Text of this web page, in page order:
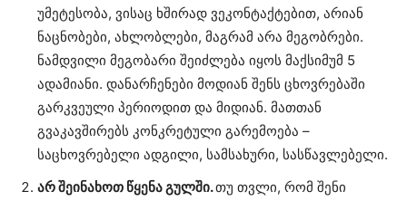
უმეტესობა, ვისაც ხშირად ვეკონტაქტებით, არიან
ნაცნობები, ახლობლები, მაგრამ არა მეგობრები.
ნამდვილი მეგობარი შეიძლება იყოს მაქსიმუმ 5
ადამიანი. დანარჩენები მოდიან შენს ცხოვრებაში
გარკვეული პერიოდით და მიდიან. მათთან
გვაკავშირებს კონკრეტული გარემოება –
საცხოვრებელი ადგილი, სამსახური, სასწავლებელი.
არ შეინახოთ წყენა გულში.თუ თვლი, რომ შენი